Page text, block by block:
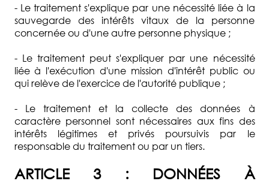
- Le traitement s'explique par une nécessité liée à la
sauvegarde des intérêts vitaux de la personne
concernée ou d'une autre personne physique ;
- Le traitement peut s'expliquer par une nécessité
liée à l'exécution d'une mission d'intérêt public ou
qui relève de l'exercice de l'autorité publique ;
- Le traitement et la collecte des données à
caractère personnel sont nécessaires aux fins des
intérêts légitimes et privés poursuivis par le
responsable du traitement ou par un tiers.
ARTICLE 3 : DONNÉES À